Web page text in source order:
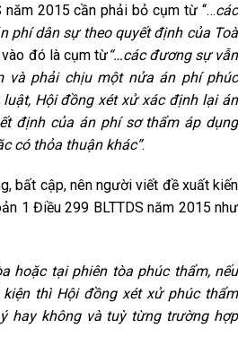
năm 2015 cần phải bỏ cụm từ “…các
phí dân sự theo quyết định của Toà
đó là cụm từ“…các đương sự vẫn
và phải chịu một nửa án phí phúc
Hội đồng xét xử xác định lại án
định của án phí sơ thẩm áp dụng
có thỏa thuận khác”.
bất cập, nên người viết đề xuất kiến
1 Điều 299 BLTTDS năm 2015 như
hoặc tại phiên tòa phúc thẩm, nếu
thì Hội đồng xét xử phúc thẩm
hay không và tuỳ từng trường hợp